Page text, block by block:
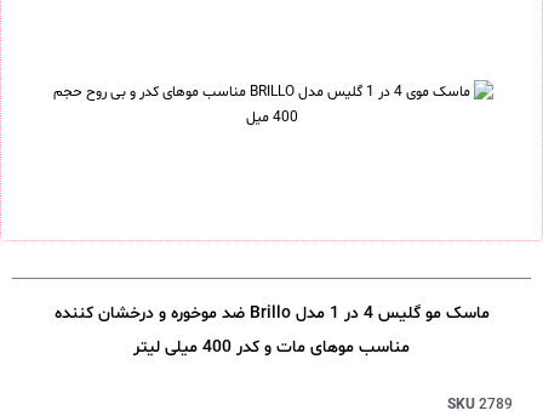
ماسک مو گلیس 4 در 1 مدل Brillo ضد موخوره و درخشان کننده
مناسب موهای مات و کدر 400 میلی لیتر
SKU2789